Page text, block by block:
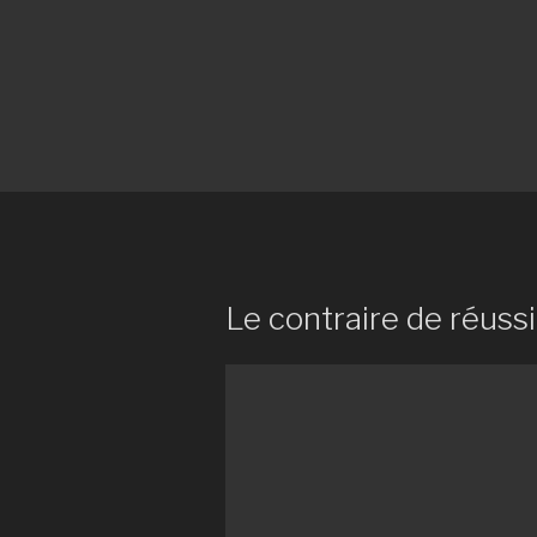
Le contraire de